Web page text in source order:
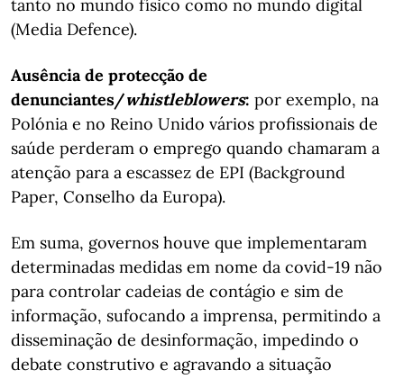
tanto no mundo físico como no mundo digital
(Media Defence).
Ausência de protecção de
denunciantes/whistleblowers: por exemplo, na
Polónia e no Reino Unido vários profissionais de
saúde perderam o emprego quando chamaram a
atenção para a escassez de EPI (Background
Paper, Conselho da Europa).
Em suma, governos houve que implementaram
determinadas medidas em nome da covid-19 não
para controlar cadeias de contágio e sim de
informação, sufocando a imprensa, permitindo a
disseminação de desinformação, impedindo o
debate construtivo e agravando a situação